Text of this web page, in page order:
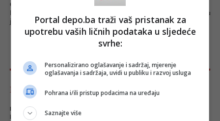
Glavni tužitelj Mehanizma za međunarodne kaznene sudove
Hassan Jallow, koji je u posjeti Bosni i Hercegovini, za Al Jazeeru
je pojasnio funkcioniranje, prioritete i ciljeve tog tijela.
Komentari - Ukupno 0
NAPOMENA
- Portal Depo.ba zadržava pravo da obriše neprimjereni dio ili cijeli
komentar bez najave i objašnjenja. Mišljenja iznešena u komentarima nisu stavovi
Portal depo.ba traži vaš pristanak za
upotrebu vaših ličnih podataka u sljedeće
svrhe:
Personalizirano oglašavanje i sadržaj, mjerenje
oglašavanja i sadržaja, uvidi u publiku i razvoj usluga
Pohrana i/ili pristup podacima na uređaju
Saznajte više